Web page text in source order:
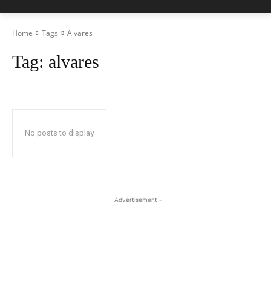
Home Tags Alvares
Tag: alvares
No posts to display
- Advertisement -